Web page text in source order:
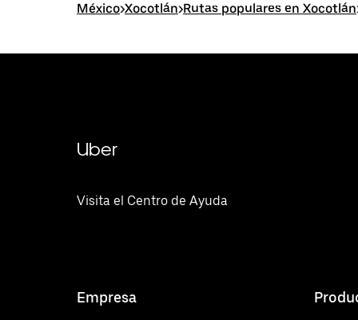
México>Xocotlán>Rutas populares en Xocotlán
Uber
Visita el Centro de Ayuda
Empresa